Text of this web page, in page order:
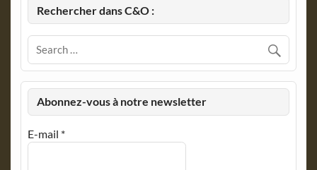
Rechercher dans C&O :
Abonnez-vous à notre newsletter
E-mail *